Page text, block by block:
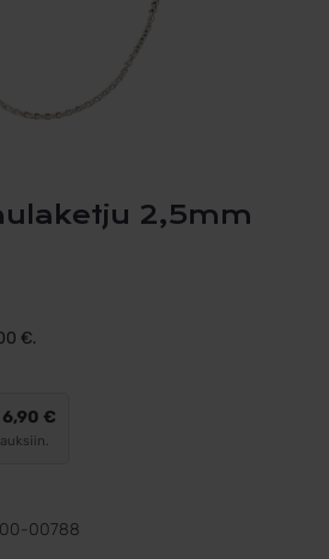
2,5mm
€.
6,90 €
00788